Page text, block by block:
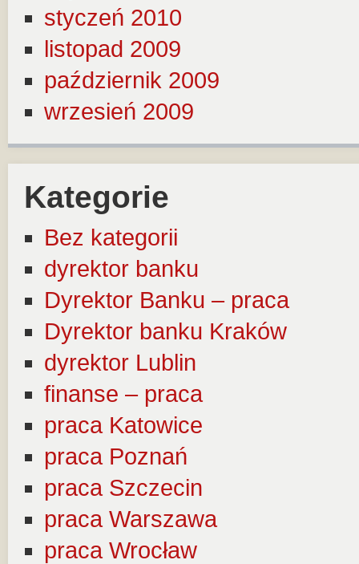
styczeń 2010
listopad 2009
październik 2009
wrzesień 2009
Kategorie
Bez kategorii
dyrektor banku
Dyrektor Banku – praca
Dyrektor banku Kraków
dyrektor Lublin
finanse – praca
praca Katowice
praca Poznań
praca Szczecin
praca Warszawa
praca Wrocław